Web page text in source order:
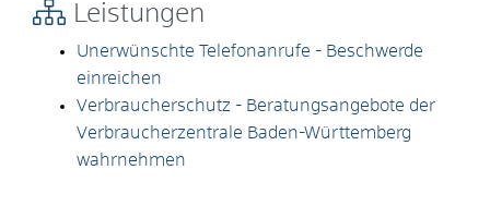
Leistungen
Unerwünschte Telefonanrufe - Beschwerde
einreichen
Verbraucherschutz - Beratungsangebote der
Verbraucherzentrale Baden-Württemberg
wahrnehmen